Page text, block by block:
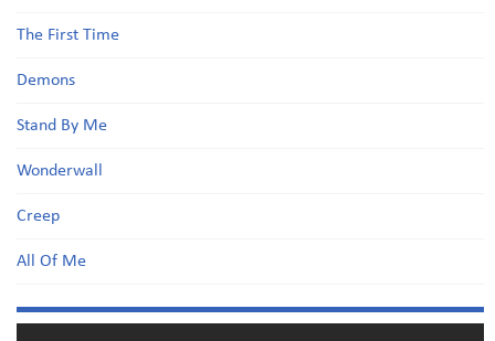
The First Time
Demons
Stand By Me
Wonderwall
Creep
All Of Me